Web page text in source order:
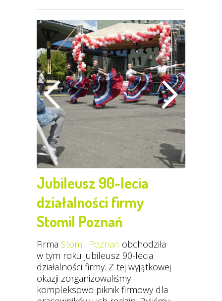
Jubileusz 90-lecia
działalności firmy
Stomil Poznań
Firma Stomil Poznań obchodziła
w tym roku jubileusz 90-lecia
działalności firmy. Z tej wyjątkowej
okazji zorganizowaliśmy
kompleksowo piknik firmowy dla